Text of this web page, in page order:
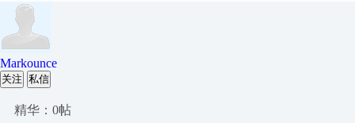
Markounce
关注 私信
精华：0帖